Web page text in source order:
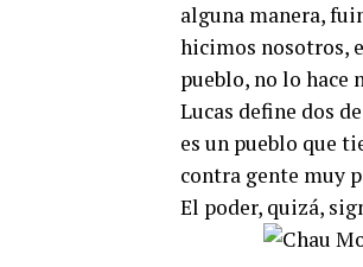
alguna manera,
hicimos nosotros,
pueblo, no lo hace
Lucas define dos
es un pueblo que
contra gente muy
El poder, quizá,